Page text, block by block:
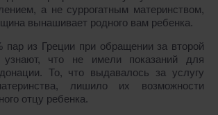
а не суррогатным материнством,
вынашивает родного вам ребенка.
пар из Греции при обращении за второй
узнают, что не имели показаний для
То, что выдавалось за услугу
лишило их возможности
отцу ребенка.